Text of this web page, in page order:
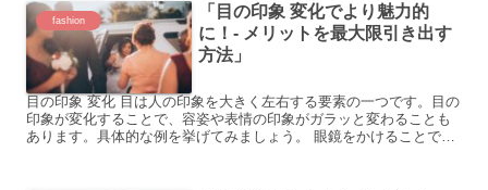
fashion
「目の印象 変化でより魅力的
に！- メリットを最大限引き出す
方法」
目の印象 変化 目は人の印象を大きく左右する要素の一つです。目の
印象が変化することで、容姿や表情の印象がガラッと変わることも
あります。具体的な例を挙げてみましょう。 眼鏡をかけることで知